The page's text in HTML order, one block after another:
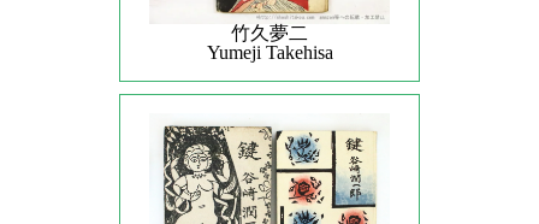
竹久夢二
Yumeji Takehisa